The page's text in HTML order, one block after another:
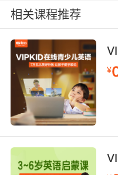
一些简单的音标歌
《音标歌》通过旋
音标的发音。通过反
音标。
音标拼读练习 音标
拼读练习，孩子可
的关系。家长可以
进行音标拼读。例
需要将/k/、/æ/、/t/
复练习，孩子可以逐
音标与单词结合 将
相关课程推荐
¥